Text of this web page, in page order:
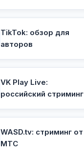
TikTok: обзор для
авторов
VK Play Live:
российский стриминг
WASD.tv: стриминг от
МТС